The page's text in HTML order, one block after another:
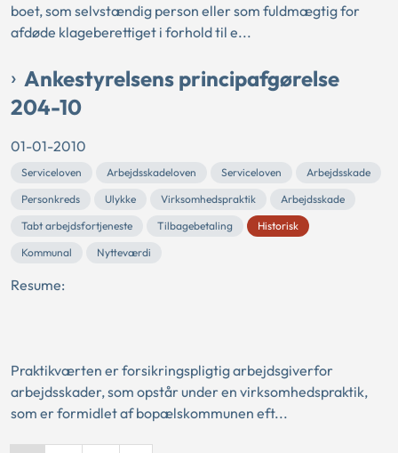
boet, som selvstændig person eller som fuldmægtig for
afdøde klageberettiget i forhold til e...
Ankestyrelsens principafgørelse
204-10
01-01-2010
Serviceloven Arbejdsskadeloven Serviceloven
Arbejdsskade
Personkreds
Ulykke Virksomhedspraktik
Arbejdsskade
Tabt arbejdsfortjeneste
Tilbagebetaling
Historisk
Kommunal
Nytteværdi
Resume:
Praktikværten er forsikringspligtig arbejdsgiverfor
arbejdsskader, som opstår under en virksomhedspraktik,
som er formidlet af bopælskommunen eft...